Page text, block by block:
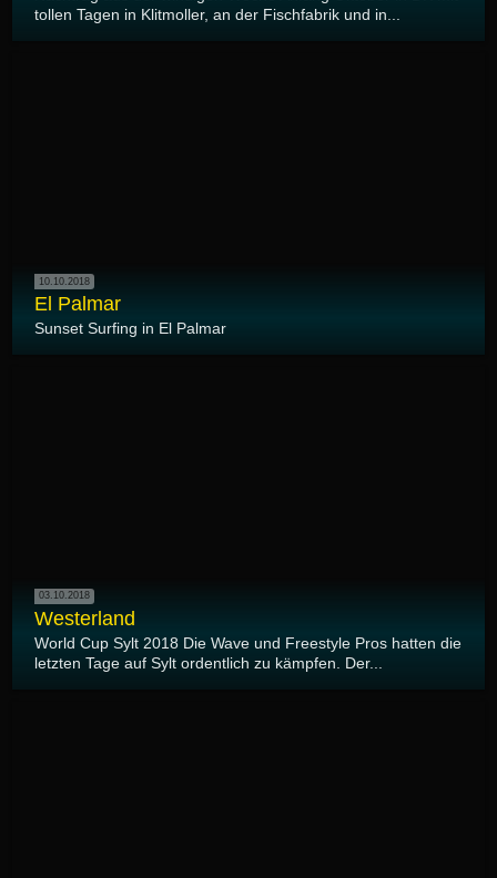
tollen Tagen in Klitmoller, an der Fischfabrik und in...
10.10.2018
El Palmar
Sunset Surfing in El Palmar
03.10.2018
Westerland
World Cup Sylt 2018 Die Wave und Freestyle Pros hatten die
letzten Tage auf Sylt ordentlich zu kämpfen. Der...